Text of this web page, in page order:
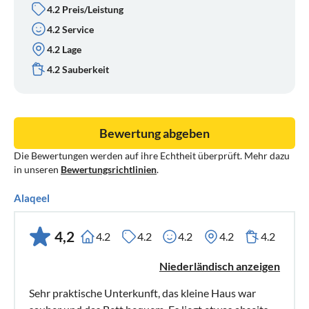
4.2 Preis/Leistung
4.2 Service
4.2 Lage
4.2 Sauberkeit
Die Bewertungen werden auf ihre Echtheit überprüft. Mehr dazu
in unseren Bewertungsrichtlinien.
Bewertung abgeben
Alaqeel
4,2 4.2 4.2 4.2 4.2 4.2
Niederländisch anzeigen
Sehr praktische Unterkunft, das kleine Haus war